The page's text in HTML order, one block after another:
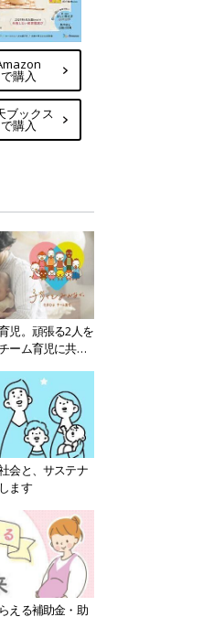
で購入
ブックス
で購入
児。頑張る2人を
ーム育児に共感
会と、サステナ
ます
える補助金・助